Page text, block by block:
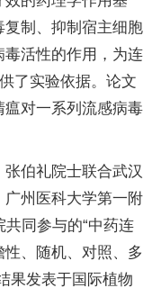
制、抑制宿主细胞
活性的作用，为连
了实验依据。论文
对一系列流感病毒
伯礼院士联合武汉
州医科大学第一附
同参与的“中药连
、随机、对照、多
果发表于国际植物